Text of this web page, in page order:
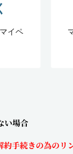
イペ
い場合
約手続きの為のリ